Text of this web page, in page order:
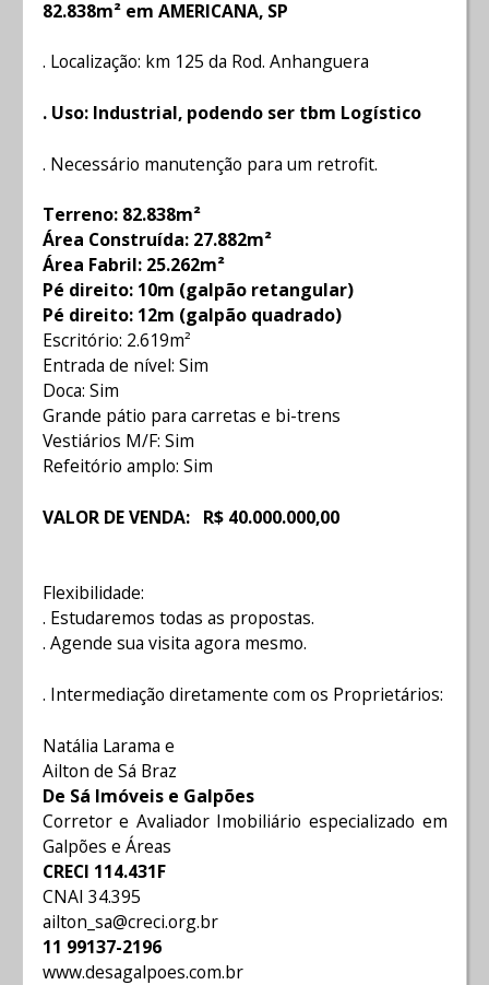
82.838m² em AMERICANA, SP
. Localização: km 125 da Rod. Anhanguera
. Uso: Industrial, podendo ser tbm Logístico
. Necessário manutenção para um retrofit.
Terreno: 82.838m²
Área Construída: 27.882m²
Área Fabril: 25.262m²
Pé direito: 10m (galpão retangular)
Pé direito: 12m (galpão quadrado)
Escritório: 2.619m²
Entrada de nível: Sim
Doca: Sim
Grande pátio para carretas e bi-trens
Vestiários M/F: Sim
Refeitório amplo: Sim
VALOR DE VENDA: R$ 40.000.000,00
Flexibilidade:
. Estudaremos todas as propostas.
. Agende sua visita agora mesmo.
. Intermediação diretamente com os Proprietários:
Natália Larama e
Ailton de Sá Braz
De Sá Imóveis e Galpões
Corretor e Avaliador Imobiliário especializado em
Galpões e Áreas
CRECI 114.431F
CNAI 34.395
ailton_sa@creci.org.br
11 99137-2196
www.desagalpoes.com.br